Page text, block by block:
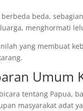
beda,
menghormati
yang membuat
Umum
tentang Papua,
masyarakat adat